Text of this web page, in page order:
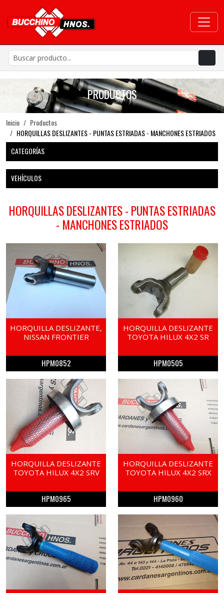
PRODUCTOS
Inicio
Productos
HORQUILLAS DESLIZANTES - PUNTAS ESTRIADAS - MANCHONES ESTRIADOS
CATEGORÍAS
VEHÍCULOS
HORQUILLAS DESLIZANTES - PUNTAS ESTRIADAS
- MANCHONES ESTRIADOS
HORQUILLA DESLIZANTE,
NISSAN FRONTIER
HPM0852
HORQUILLA DESLIZANTE
TOYOTA HILUX 4X2 SR
HPM0505
HORQUILLA DESLIZANTE
TOYOTA HILUX 4X2 SRV
HPM0965
HORQUILLA DESLIZANTE
TOYOTA HILUX 4X2 SRX
HPM0960